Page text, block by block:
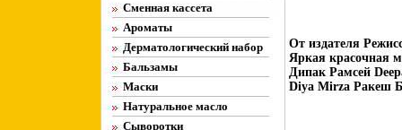
Сменная кассета
Ароматы
Дерматологический набор
Бальзамы
Маски
Натуральное масло
Сыворотки
От издателя
Яркая красочная
Дипак Рамсей
Diya Mirza Ракеш